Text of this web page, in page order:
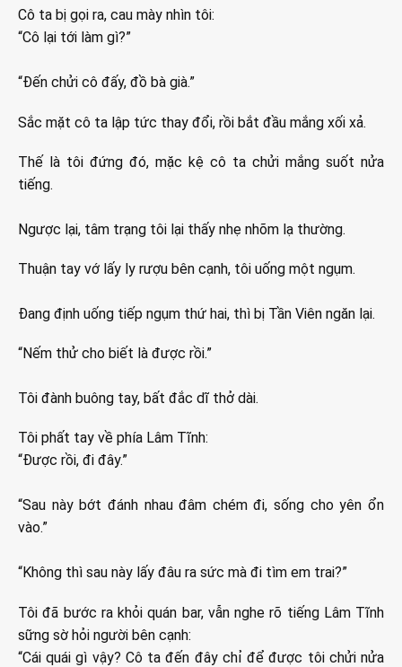
Cô ta bị gọi ra, cau mày nhìn tôi:
“Cô lại tới làm gì?”
“Đến chửi cô đấy, đồ bà già.”
Sắc mặt cô ta lập tức thay đổi, rồi bắt đầu mắng xối xả.
Thế là tôi đứng đó, mặc kệ cô ta chửi mắng suốt nửa
tiếng.
Ngược lại, tâm trạng tôi lại thấy nhẹ nhõm lạ thường.
Thuận tay vớ lấy ly rượu bên cạnh, tôi uống một ngụm.
Đang định uống tiếp ngụm thứ hai, thì bị Tần Viên ngăn lại.
“Nếm thử cho biết là được rồi.”
Tôi đành buông tay, bất đắc dĩ thở dài.
Tôi phất tay về phía Lâm Tĩnh:
“Được rồi, đi đây.”
“Sau này bớt đánh nhau đâm chém đi, sống cho yên ổn
vào.”
“Không thì sau này lấy đâu ra sức mà đi tìm em trai?”
Tôi đã bước ra khỏi quán bar, vẫn nghe rõ tiếng Lâm Tĩnh
sững sờ hỏi người bên cạnh:
“Cái quái gì vậy? Cô ta đến đây chỉ để được tôi chửi nửa